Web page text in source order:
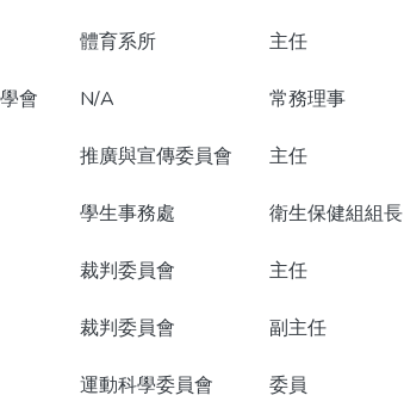
體育系所 主任
會 N/A 常務理事
推廣與宣傳委員會 主任
學生事務處 衛生保健組組長
裁判委員會 主任
裁判委員會 副主任
運動科學委員會 委員